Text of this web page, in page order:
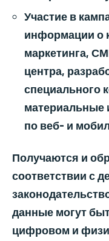
Участие в
информации о
маркетинга,
центра,
специального
материальные
по веб- и
Получаются и
соответствии с
данные могут
цифровом и